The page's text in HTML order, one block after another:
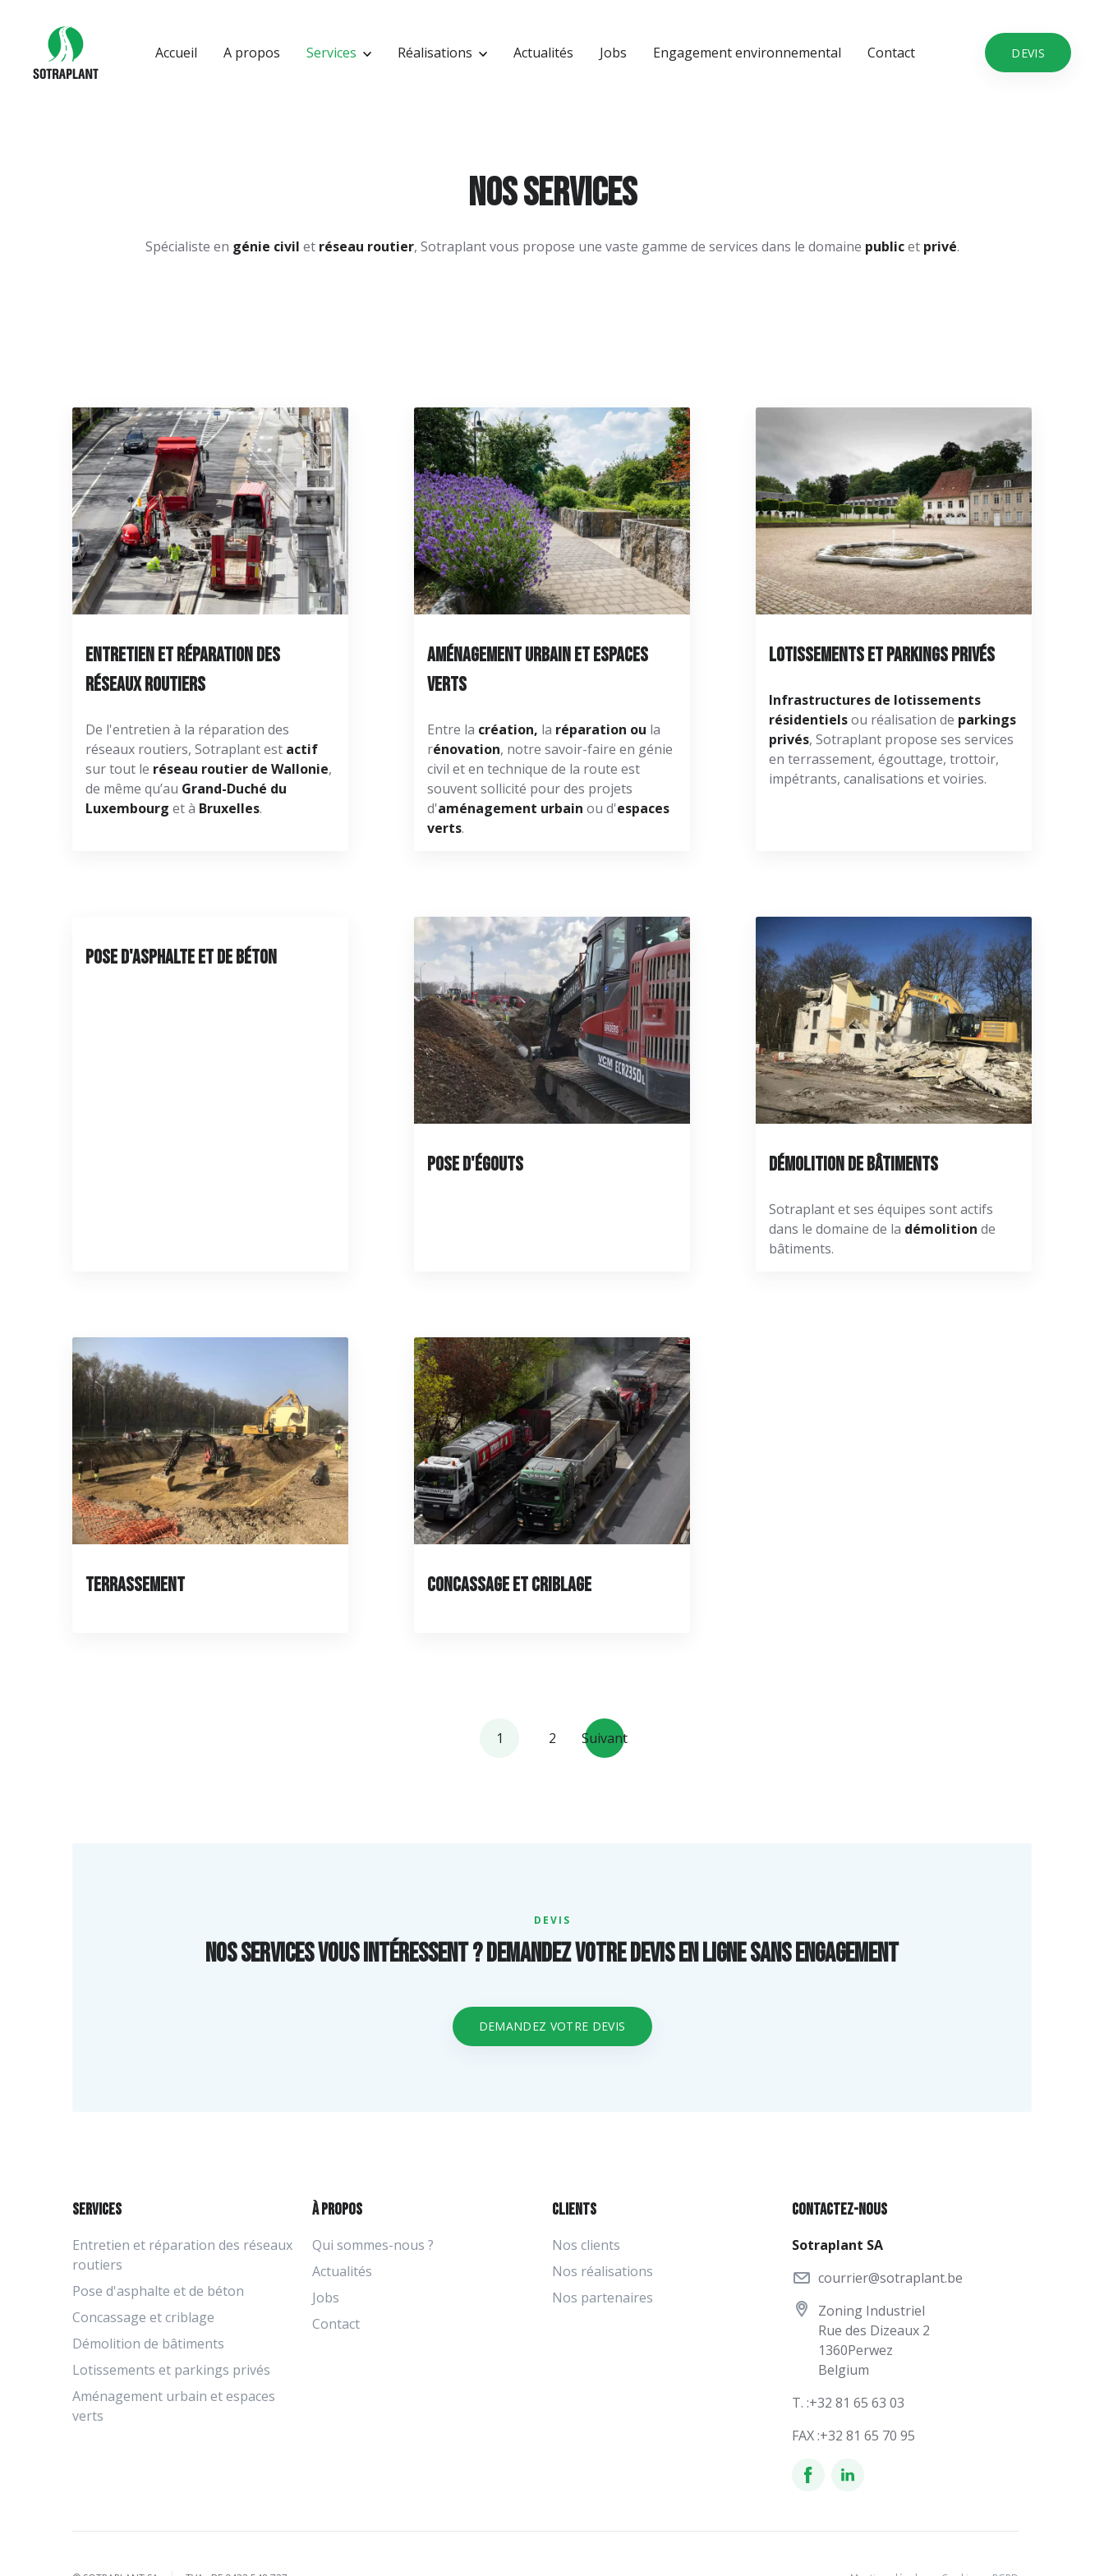
Accueil A propos Services Réalisations Actualités Jobs Engagement environnemental Contact DEVIS
Nos services
Spécialiste en génie civil et réseau routier, Sotraplant vous propose une vaste gamme de services dans le domaine publicet privé.
Entretien et réparation des
réseaux routiers
De l'entretien à la réparation des
réseaux routiers, Sotraplant est actif
sur tout le réseau routier de Wallonie,
de même qu’au Grand-Duché du
Luxembourg et à Bruxelles.
Aménagement urbain et espaces
verts
Entre la création, la réparation ou la
rénovation, notre savoir-faire en génie
civil et en technique de la route est
souvent sollicité pour des projets
d'aménagement urbain ou d'espaces
verts.
Lotissements et parkings privés
Infrastructures de lotissements
résidentielsou réalisation de parkings
privés, Sotraplant propose ses services
en terrassement, égouttage, trottoir,
impétrants, canalisations et voiries.
Pose d'asphalte et de béton
Pose d'égouts Démolition de bâtiments
Sotraplant et ses équipes sont actifs
dans le domaine de la démolition de
bâtiments.
Terrassement Concassage et criblage
1 2 Suivant
DEVIS
Nos services vous intéressent ? Demandez votre devis en ligne sans engagement
DEMANDEZ VOTRE DEVIS
Services
Entretien et réparation des réseaux
routiers
Pose d'asphalte et de béton
Concassage et criblage
Démolition de bâtiments
Lotissements et parkings privés
Aménagement urbain et espaces
verts
À propos
Qui sommes-nous ?
Actualités
Jobs
Contact
Clients
Nos clients
Nos réalisations
Nos partenaires
Contactez-nous
Sotraplant SA
courrier@sotraplant.be
Zoning Industriel
Rue des Dizeaux 2
1360Perwez
Belgium
T. :+32 81 65 63 03
FAX :+32 81 65 70 95